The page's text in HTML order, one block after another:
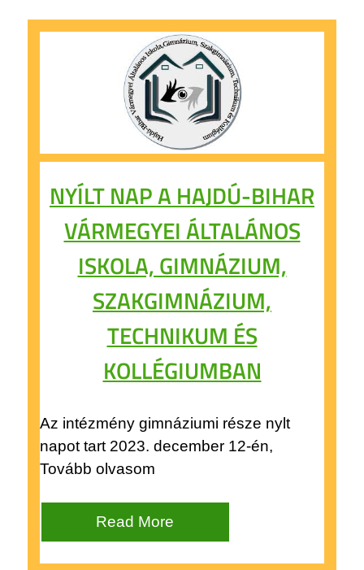
NYÍLT NAP A HAJDÚ-BIHAR
VÁRMEGYEI ÁLTALÁNOS
ISKOLA, GIMNÁZIUM,
SZAKGIMNÁZIUM,
TECHNIKUM ÉS
KOLLÉGIUMBAN
Az intézmény gimnáziumi része nylt
napot tart 2023. december 12-én,
Tovább olvasom
Read More